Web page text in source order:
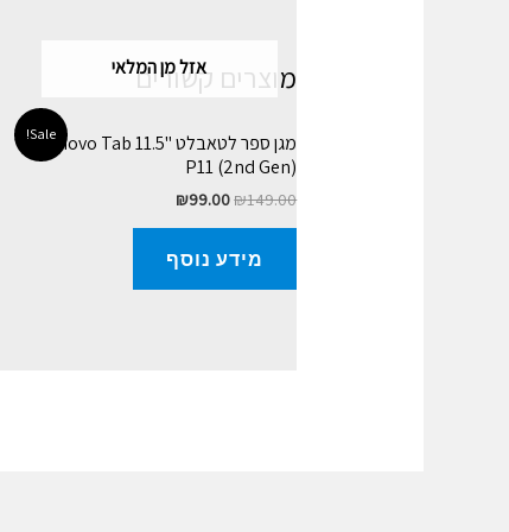
מוצרים קשורים
Sale!
אזל מן המלאי
מגן ספר לטאבלט "11.5 Lenovo Tab
P11 (2nd Gen)
₪149.00
₪99.00
מידע נוסף